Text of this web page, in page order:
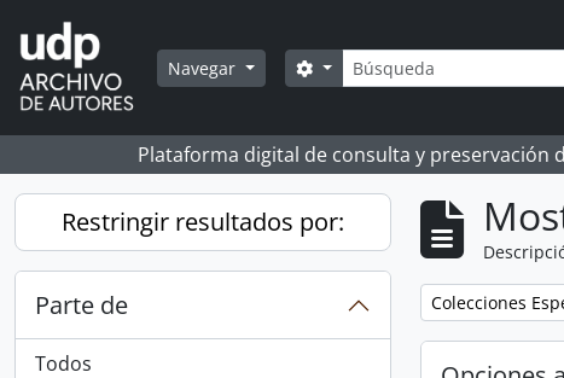
Skip to main content
Navegar Búsqueda
Search options
Plataforma digital de consulta y preservación
Restringir resultados por:
Parte de
Todos
Remove filter:
Colecciones